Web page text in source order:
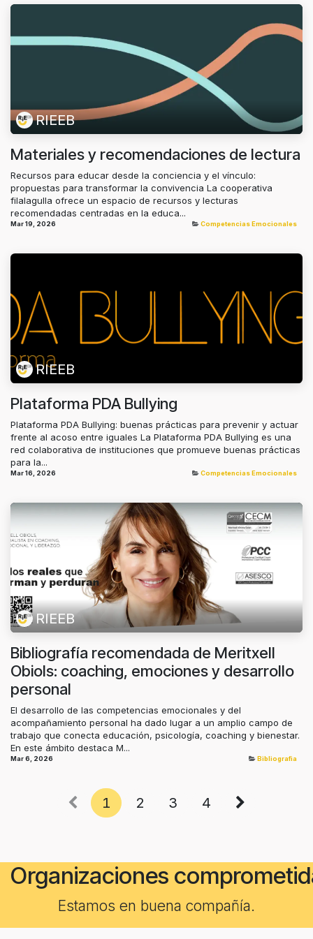
RIEEB
Materiales y recomendaciones de lectura
Recursos para educar desde la conciencia y el vínculo:
propuestas para transformar la convivencia La cooperativa
filalagulla ofrece un espacio de recursos y lecturas
recomendadas centradas en la educa...
Mar 19, 2026 Competencias Emocionales
RIEEB
Plataforma PDA Bullying
Plataforma PDA Bullying: buenas prácticas para prevenir y actuar
frente al acoso entre iguales La Plataforma PDA Bullying es una
red colaborativa de instituciones que promueve buenas prácticas
para la...
Mar 16, 2026 Competencias Emocionales
RIEEB
Bibliografía recomendada de Meritxell
Obiols: coaching, emociones y desarrollo
personal
El desarrollo de las competencias emocionales y del
acompañamiento personal ha dado lugar a un amplio campo de
trabajo que conecta educación, psicología, coaching y bienestar.
En este ámbito destaca M...
Mar 6, 2026 Bibliografia
1 2 3 4
Organizaciones
Estamos en buena compañía.